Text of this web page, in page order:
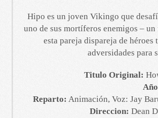
Hipo es un joven Vikingo que
uno de sus mortíferos enemigos –
esta pareja dispareja de
adversidades para
Titulo Original:
Reparto: Animación, Voz: Jay
Direccion: Dean